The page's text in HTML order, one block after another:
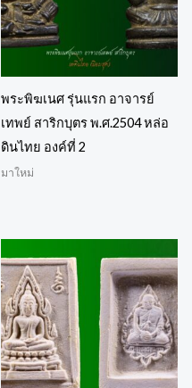
พระพิฆเนศ รุ่นแรก อาจารย์
เทพย์ สาริกบุตร พ.ศ.2504 หล่อ
ดินไทย องค์ที่ 2
มาใหม่